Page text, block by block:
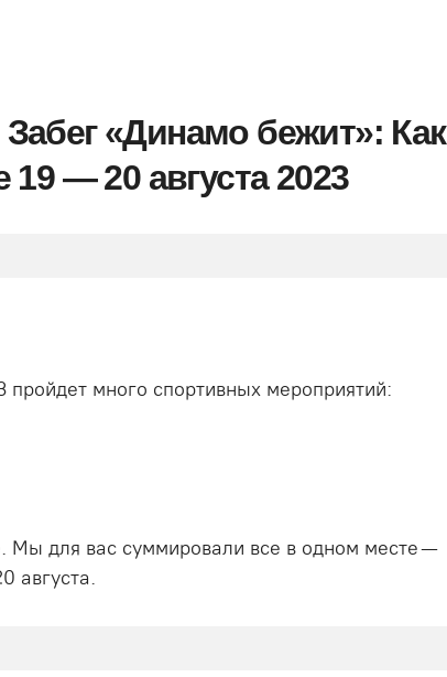
«Динамо бежит»: Как
— 20 августа 2023
много спортивных мероприятий:
Мы для вас суммировали все в одном месте —
августа.